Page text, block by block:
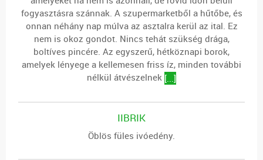
fogyasztásra szánnak. A szupermarketből a hűtőbe, és
onnan néhány nap múlva az asztalra kerül az ital. Ez
nem is okoz gondot. Nincs tehát szükség drága,
boltíves pincére. Az egyszerű, hétköznapi borok,
amelyek lényege a kellemesen friss íz, minden további
nélkül átvészelnek [...]
IIBRIK
Öblös füles ivóedény.